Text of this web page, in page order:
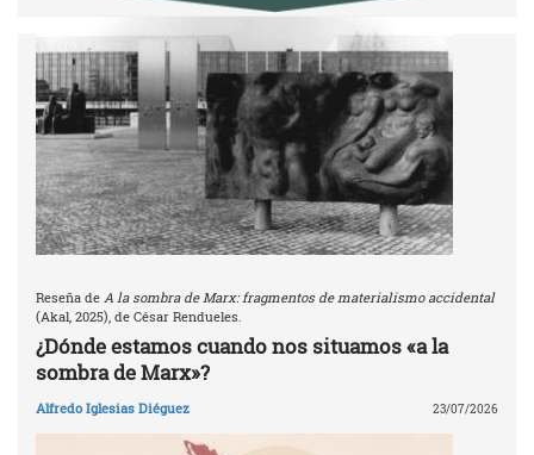
Reseña de A la sombra de Marx: fragmentos de materialismo accidental
(Akal, 2025), de César Rendueles.
¿Dónde estamos cuando nos situamos «a la
sombra de Marx»?
Alfredo Iglesias Diéguez 23/07/2026